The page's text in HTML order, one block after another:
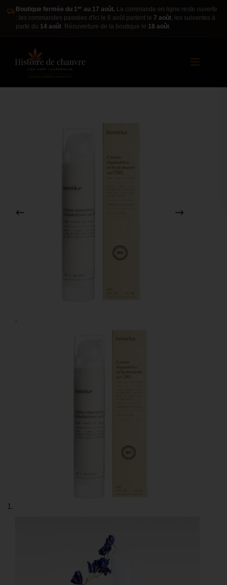
Boutique fermée du 1er au 17 août. La commande en ligne reste ouverte
: les commandes passées d'ici le 6 août partent le 7 août, les suivantes à
partir du 14 août. Réouverture de la boutique le 18 août.